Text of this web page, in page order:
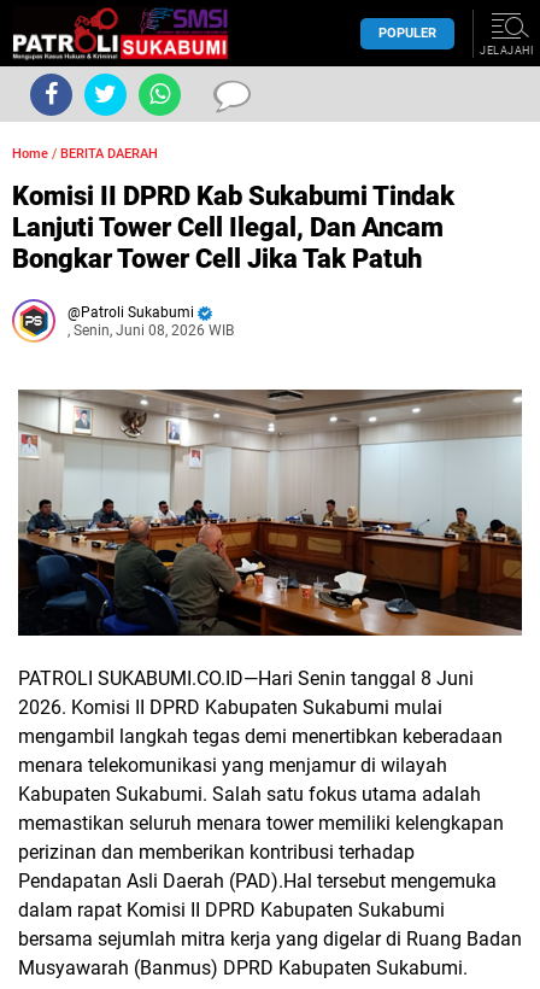
POPULER
JELAJAHI
Home / BERITA DAERAH
Komisi II DPRD Kab Sukabumi Tindak
Lanjuti Tower Cell Ilegal, Dan Ancam
Bongkar Tower Cell Jika Tak Patuh
Patroli Sukabumi
, Senin, Juni 08, 2026 WIB
PATROLI SUKABUMI.CO.ID—Hari Senin tanggal 8 Juni
2026. Komisi II DPRD Kabupaten Sukabumi mulai
mengambil langkah tegas demi menertibkan keberadaan
menara telekomunikasi yang menjamur di wilayah
Kabupaten Sukabumi. Salah satu fokus utama adalah
memastikan seluruh menara tower memiliki kelengkapan
perizinan dan memberikan kontribusi terhadap
Pendapatan Asli Daerah (PAD).Hal tersebut mengemuka
dalam rapat Komisi II DPRD Kabupaten Sukabumi
bersama sejumlah mitra kerja yang digelar di Ruang Badan
Musyawarah (Banmus) DPRD Kabupaten Sukabumi.